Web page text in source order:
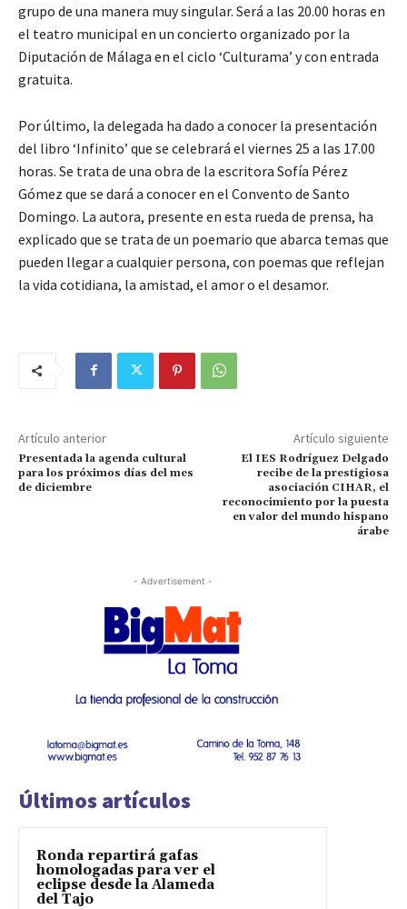
grupo de una manera muy singular. Será a las 20.00 horas en
el teatro municipal en un concierto organizado por la
Diputación de Málaga en el ciclo ‘Culturama’ y con entrada
gratuita.
Por último, la delegada ha dado a conocer la presentación
del libro ‘Infinito’ que se celebrará el viernes 25 a las 17.00
horas. Se trata de una obra de la escritora Sofía Pérez
Gómez que se dará a conocer en el Convento de Santo
Domingo. La autora, presente en esta rueda de prensa, ha
explicado que se trata de un poemario que abarca temas que
pueden llegar a cualquier persona, con poemas que reflejan
la vida cotidiana, la amistad, el amor o el desamor.
Artículo anterior
Presentada la agenda cultural
para los próximos días del mes
de diciembre
Artículo siguiente
El IES Rodríguez Delgado
recibe de la prestigiosa
asociación CIHAR, el
reconocimiento por la puesta
en valor del mundo hispano
árabe
- Advertisement -
Últimos artículos
Ronda repartirá gafas
homologadas para ver el
eclipse desde la Alameda
del Tajo